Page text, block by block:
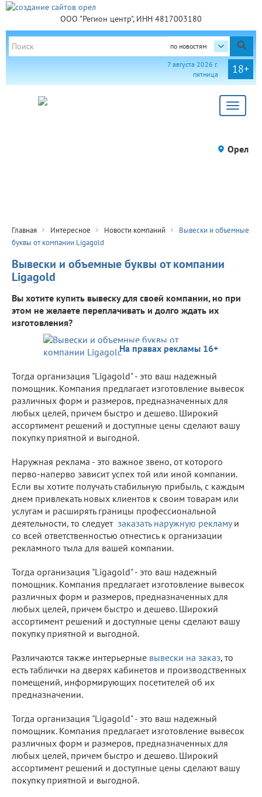
ООО "Регион центр", ИНН 4817003180
по новостям
18+
7 августа 2026 г.
пятница
Toggle
Орел
Главная Интересное Новости компаний
Вывески и объемные
буквы от компании Ligagold
Вывески и объемные буквы от компании
Ligagold
Вы хотите купить вывеску для своей компании, но при
этом не желаете переплачивать и долго ждать их
изготовления?
На правах рекламы 16+
Тогда организация "Ligagold" - это ваш надежный
помощник. Компания предлагает изготовление вывесок
различных форм и размеров, предназначенных для
любых целей, причем быстро и дешево. Широкий
ассортимент решений и доступные цены сделают вашу
покупку приятной и выгодной.
Наружная реклама - это важное звено, от которого
перво-наперво зависит успех той или иной компании.
Если вы хотите получать стабильную прибыль, с каждым
днем привлекать новых клиентов к своим товарам или
услугам и расширять границы профессиональной
деятельности, то следует заказать наружную рекламуи
со всей ответственностью отнестись к организации
рекламного тыла для вашей компании.
Тогда организация "Ligagold" - это ваш надежный
помощник. Компания предлагает изготовление вывесок
различных форм и размеров, предназначенных для
любых целей, причем быстро и дешево. Широкий
ассортимент решений и доступные цены сделают вашу
покупку приятной и выгодной.
Различаются также интерьерные вывески на заказ, то
есть таблички на дверях кабинетов и производственных
помещений, информирующих посетителей об их
предназначении.
Тогда организация "Ligagold" - это ваш надежный
помощник. Компания предлагает изготовление вывесок
различных форм и размеров, предназначенных для
любых целей, причем быстро и дешево. Широкий
ассортимент решений и доступные цены сделают вашу
покупку приятной и выгодной.